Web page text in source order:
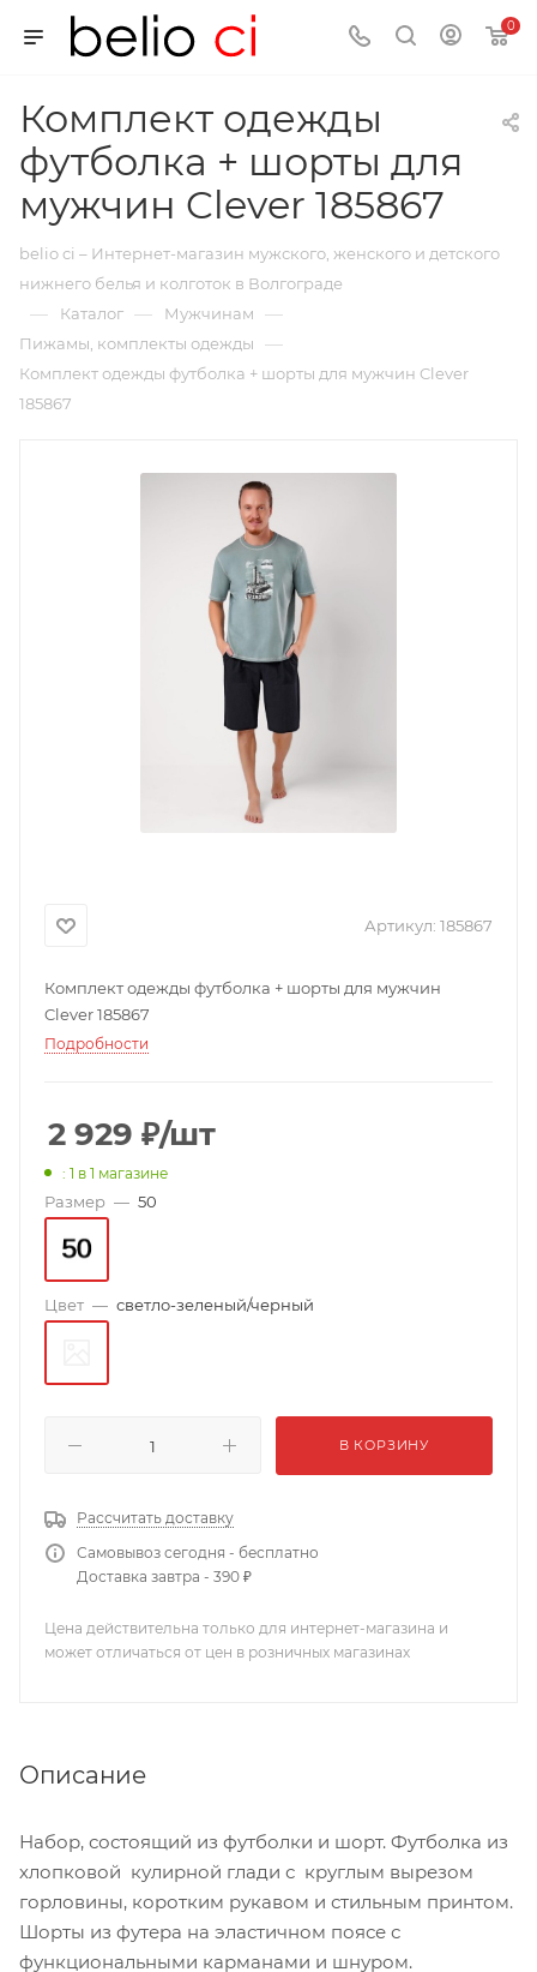
0
Комплект одежды
футболка + шорты для
мужчин Clever 185867
belio ci – Интернет-магазин мужского, женского и детского
нижнего белья и колготок в Волгограде
— Каталог — Мужчинам —
Пижамы, комплекты одежды —
Комплект одежды футболка + шорты для мужчин Clever
185867
Артикул: 185867
Комплект одежды футболка + шорты для мужчин
Clever 185867
Подробности
2 929 ₽/шт
: 1 в 1 магазине
Размер — 50
Цвет — светло-зеленый/черный
В КОРЗИНУ
Рассчитать доставку
Самовывоз сегодня - бесплатно
Доставка завтра - 390 ₽
Цена действительна только для интернет-магазина и
может отличаться от цен в розничных магазинах
Описание
Набор, состоящий из футболки и шорт. Футболка из
хлопковой кулирной глади с круглым вырезом
горловины, коротким рукавом и стильным принтом.
Шорты из футера на эластичном поясе с
функциональными карманами и шнуром.